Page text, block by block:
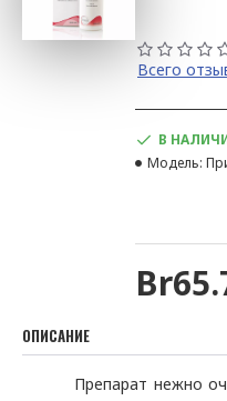
Всего
В
Модель:
ОПИСАНИЕ
Препарат нежно